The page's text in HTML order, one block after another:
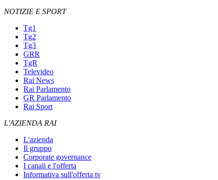
NOTIZIE E SPORT
Tg1
Tg2
Tg3
GRR
TgR
Televideo
Rai News
Rai Parlamento
GR Parlamento
Rai Sport
L'AZIENDA RAI
L'azienda
Il gruppo
Corporate governance
I canali e l'offerta
Informativa sull'offerta tv